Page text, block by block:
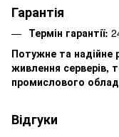
Гарантія
Термін гарантії:
Потужне та надійне
живлення серверів,
промислового
Відгуки